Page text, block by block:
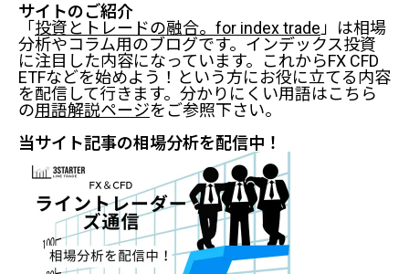
サイトのご紹介
「投資とトレードの融合。for index trade 」は相場
分析やコラム用のブログです。インデックス投資
に注目した内容になっています。これからFX CFD
ETFなどを始めよう！という方にお役に立てる内容
を配信して行きます。分かりにくい用語はこちら
の用語解説ページをご参照下さい。
当サイト記事の相場分析を配信中！